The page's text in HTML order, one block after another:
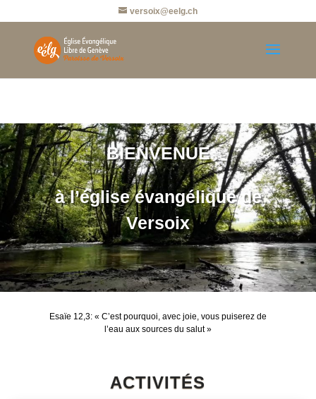
versoix@eelg.ch
BIENVENUE
à l’égliseévangélique de
Versoix
Esaïe 12,3: « C’est pourquoi, avec joie, vous puiserez de
l’eau aux sources du salut »
ACTIVITÉS